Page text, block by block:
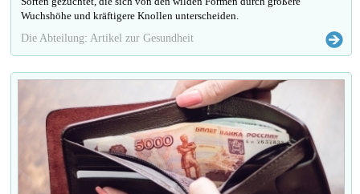
Wuchshöhe und kräftigere Knollen unterscheiden.
Die Abteilung: Artikel zur Gesundheit